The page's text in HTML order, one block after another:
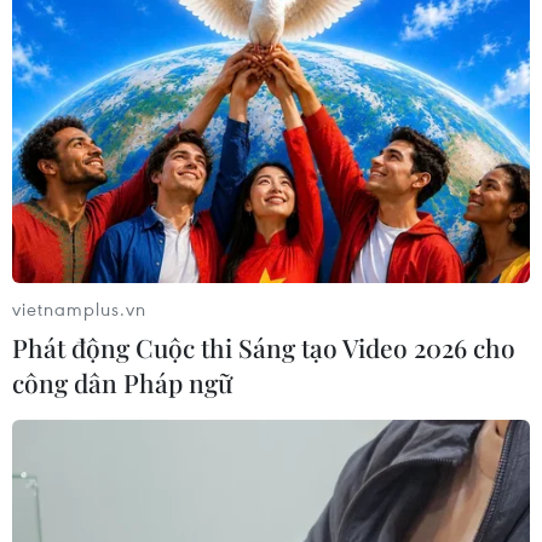
Vệ tinh Nga mở rộng vùng phủ sóng
liên lạc trên không phận Ukraine
02/08/2026 23:28
Lần đầu Nga nhập khẩu xăng từ châu
Phi do thiếu hụt nguồn cung trong
nước
02/08/2026 23:17
hàng trăm UAV đánh thẳng vào loạt
tỉnh thành Nga
vietnamplus.vn
Phát động Cuộc thi Sáng tạo Video 2026 cho
công dân Pháp ngữ